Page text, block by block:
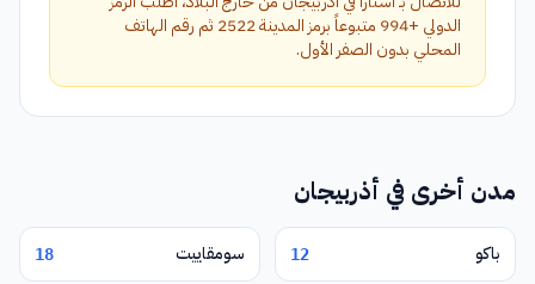
الدولي +994 متبوعاً برمز المدينة 2522 ثم رقم الهاتف
المحلي بدون الصفر الأول.
مدن أخرى في أذربيجان
باكو 12 سومقاييت 18